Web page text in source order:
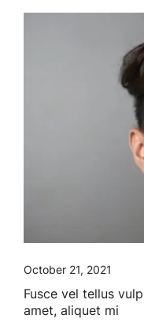
October 21, 2021
Fusce vel tellus
amet, aliquet mi